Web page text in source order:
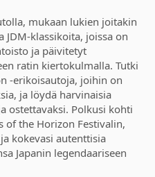
mukaan lukien joitakin
JDM-klassikoita, joissa on
ja päivitetyt
ratin kiertokulmalla. Tutki
-erikoisautoja, joihin on
ja löydä harvinaisia
ostettavaksi. Polkusi kohti
of the Horizon Festivalin,
kokevasi autenttisia
Japanin legendaariseen